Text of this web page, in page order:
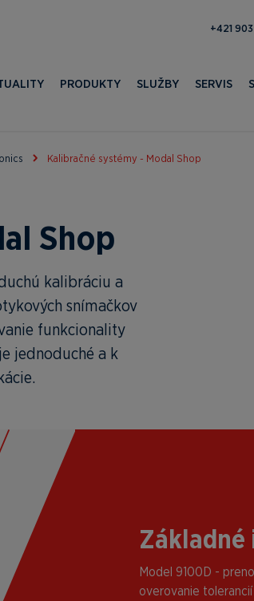
371 052
PRODUKTY SLUŽBY SERVIS
Kalibračné systémy - Modal Shop
Shop
kalibráciu a
snímačkov
funkcionality
jednoduché a k
Model 9100D -
overovanie